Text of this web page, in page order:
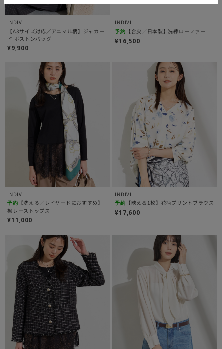
INDIVI
【A3サイズ対応／アニマル柄】ジャカー
ド ボストンバッグ
¥9,900
INDIVI
予約 【合皮／日本製】洗練ローファー
¥16,500
INDIVI
予約 【洗える／レイヤードにおすすめ】
裾レーストップス
¥11,000
INDIVI
予約 【映える1枚】花柄プリントブラウス
¥17,600